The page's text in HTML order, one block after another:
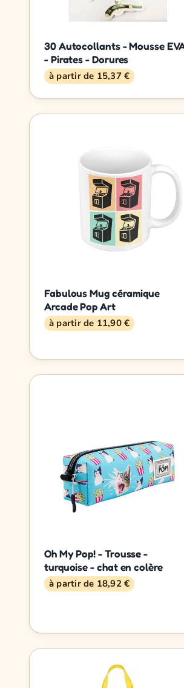
30 Autocollants - Mousse
- Pirates - Dorures
à partir de 15,37 €
Fabulous Mug céramique
Arcade Pop Art
à partir de 11,90 €
Oh My Pop! - Trousse -
turquoise - chat en colère
à partir de 18,92 €